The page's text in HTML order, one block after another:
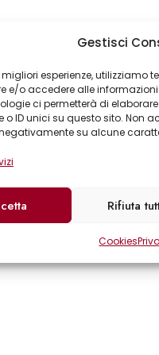
Gestisci
migliori esperienze, utilizziamo
e/o accedere alle
ci permetterà di
o ID unici su questo sito. Non
su alcune
Rifiuta
Cookies